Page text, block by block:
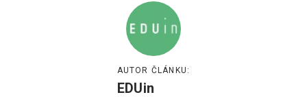
AUTOR ČLÁNKU:
EDUin